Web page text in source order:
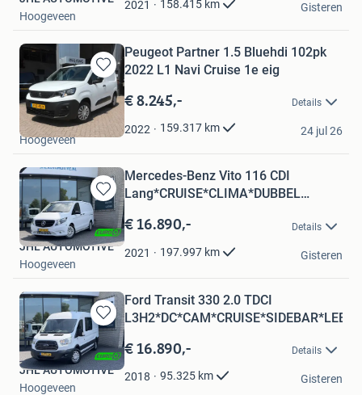
2021 158.415 km
Hoogeveen
Gisteren
Bewaren
in
Mijn
Favorieten
Peugeot Partner 1.5 Bluehdi 102pk
2022 L1 Navi Cruise 1e eig
€ 8.245,- Details
2022 159.317 km
DN Auto’s
Hoogeveen
24 jul 26
Bewaren
in
Mijn
Favorieten
Mercedes-Benz Vito 116 CDI
Lang*CRUISE*CLIMA*DUBBEL
€ 16.890,- Details
2021 197.997 km
JHL AUTOMOTIVE
Hoogeveen
Gisteren
Bewaren
in
Mijn
Favorieten
Ford Transit 330 2.0 TDCI
€ 16.890,- Details
2018 95.325 km
JHL AUTOMOTIVE
Hoogeveen
Gisteren